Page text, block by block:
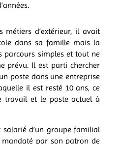
métiers d’extérieur, il avait
dans sa famille mais la
parcours simples et tout ne
prévu. Il est parti chercher
poste dans une entreprise
il est resté 10 ans, ce
travail et le poste actuel à
salarié d’un groupe familial
par son patron de